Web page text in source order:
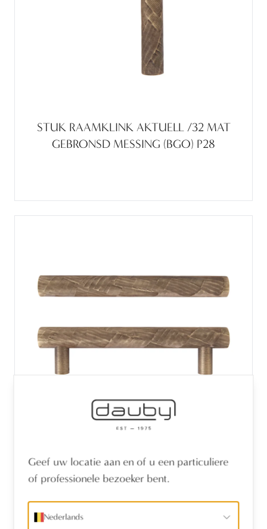
STUK RAAMKLINK AKTUELL /32 MAT
GEBRONSD MESSING (BGO) P28
STUK DEURGREEP MT4086 MAT
GEBRONSD MESSING (BGO) 200mm P28
Geef uw locatie aan en of u een particuliere
of professionele bezoeker bent.
Nederlands